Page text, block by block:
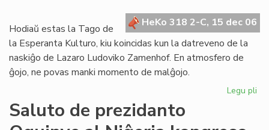
en
HeKo 318 2-C, 15 dec 06
Hodiaŭ estas la Tago de
la Esperanta Kulturo, kiu koincidas kun la datreveno de la
naskiĝo de Lazaro Ludoviko Zamenhof. En atmosfero de
ĝojo, ne povas manki momento de malĝojo.
Legu pli
Saluto de prezidanto